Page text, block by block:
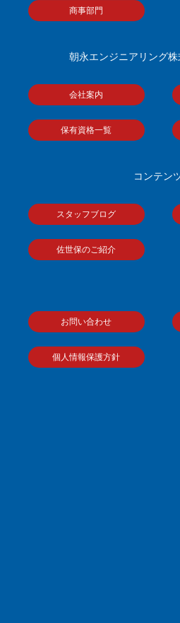
商事部門
朝永エンジニアリング
会社案内
保有資格一覧
コンテン
スタッフブログ
佐世保のご紹介
お問い合わせ
個人情報保護方針